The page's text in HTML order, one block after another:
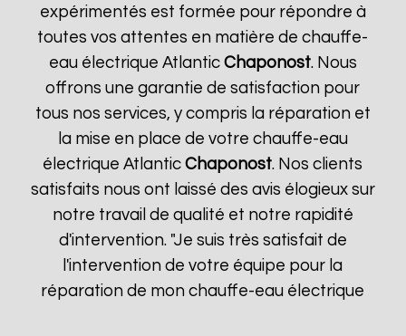
expérimentés est formée pour répondre à
toutes vos attentes en matière de chauffe-
eau électrique Atlantic Chaponost. Nous
offrons une garantie de satisfaction pour
tous nos services, y compris la réparation et
la mise en place de votre chauffe-eau
électrique AtlanticChaponost. Nos clients
satisfaits nous ont laissé des avis élogieux sur
notre travail de qualité et notre rapidité
d'intervention. "Je suis très satisfait de
l'intervention de votre équipe pour la
réparation de mon chauffe-eau électrique